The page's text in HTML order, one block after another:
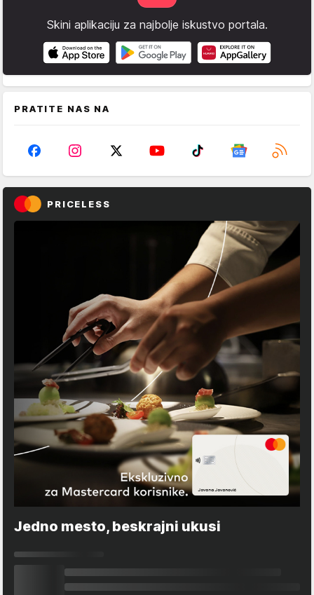
Skini aplikaciju za najbolje iskustvo portala.
PRATITE NAS NA
PRICELESS
Jedno mesto, beskrajni ukusi